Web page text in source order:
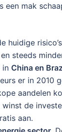
een mak
huidige
steeds
in China en
er in 2010
aandelen
de
aan.